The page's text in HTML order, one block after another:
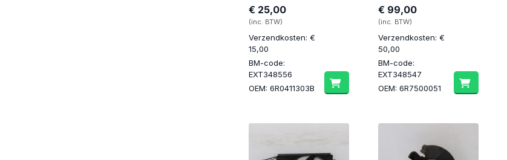
€ 25,00
(inc. BTW)
Verzendkosten: €
15,00
BM-code:
EXT348556
OEM: 6R0411303B
€ 99,00
(inc. BTW)
Verzendkosten: €
50,00
BM-code:
EXT348547
OEM: 6R7500051